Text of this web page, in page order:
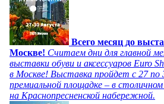
Всего месяц до
Москве! Считаем дни для главной
выставки обуви и аксессуаров Euro
в Москве! Выставка пройдет с 27 по
премиальной площадке – в
на Краснопресненской набережной.